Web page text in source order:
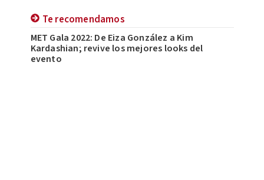
Te recomendamos
MET Gala 2022: De Eiza González a Kim
Kardashian; revive los mejores looks del
evento